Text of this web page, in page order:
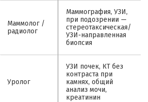
Маммолог /
радиолог
Маммография, УЗИ,
при подозрении —
стереотаксическая/
УЗИ-направленная
биопсия
Уролог
УЗИ почек, КТ без
контраста при
камнях, общий
анализ мочи,
креатинин